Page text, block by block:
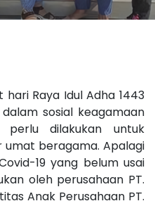
Raya Idul Adha 1443
sosial keagamaan
dilakukan untuk
beragama. Apalagi
19 yang belum usai
oleh perusahaan PT.
Anak Perusahaan PT.